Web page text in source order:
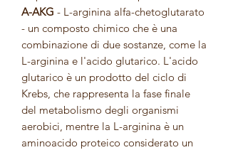
A-AKG - L-arginina alfa-chetoglutarato
- un composto chimico che è una
combinazione di due sostanze, come la
L-arginina e l'acido glutarico. L'acido
glutarico è un prodotto del ciclo di
Krebs, che rappresenta la fase finale
del metabolismo degli organismi
aerobici, mentre la L-arginina è un
aminoacido proteico considerato un